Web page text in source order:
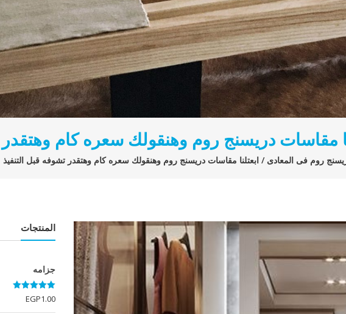
مقاسات دريسنج روم وهنقولك سعره كام وهتقدر
روم فى المعادى / ابعتلنا مقاسات دريسنج روم وهنقولك سعره كام وهتقدر تشوفه قبل التنفيذ
المنتجات
جزامه
تم التقييم
5.00
من 5
EGP1.00